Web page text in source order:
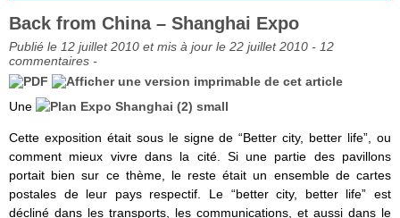
Back from China – Shanghai Expo
Publié le 12 juillet 2010 et mis à jour le 22 juillet 2010 - 12
commentaires -
Une
Cette exposition était sous le signe de “Better city, better life”, ou
comment mieux vivre dans la cité. Si une partie des pavillons
portait bien sur ce thème, le reste était un ensemble de cartes
postales de leur pays respectif. Le “better city, better life” est
décliné dans les transports, les communications, et aussi dans le